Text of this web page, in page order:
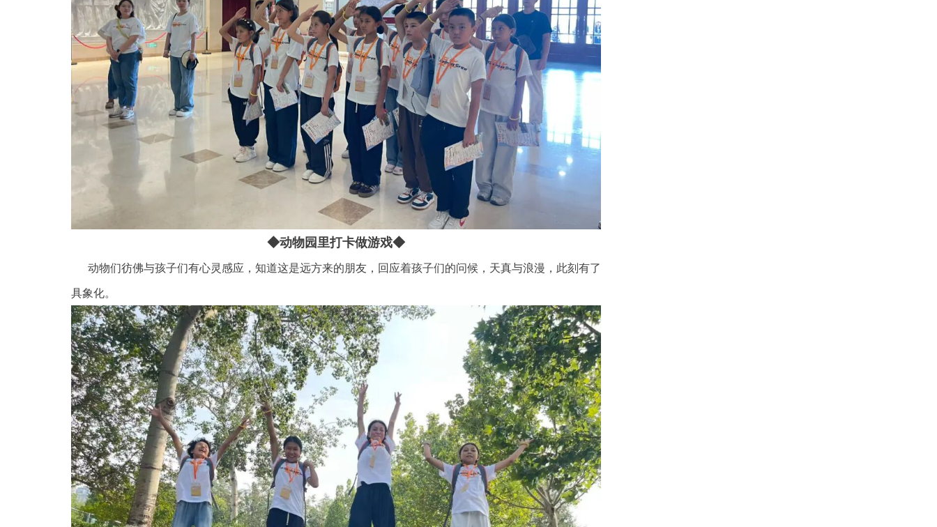
◆动物园里打卡做游戏◆
动物们彷佛与孩子们有心灵感应，知道这是远方来的朋友，回应着孩子们的问候，天真与浪漫，此刻有了
具象化。